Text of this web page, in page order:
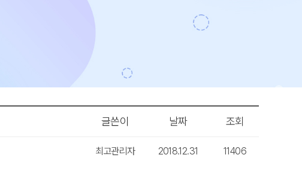
글쓴이 날짜 조회
최고관리자 2018.12.31 11406